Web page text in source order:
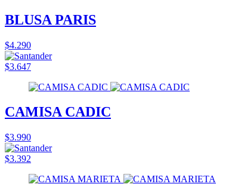
BLUSA PARIS
$4.290
$3.647
CAMISA CADIC
$3.990
$3.392